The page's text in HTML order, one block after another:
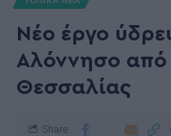
Νέο έργο
Αλόννησο από
Θεσσαλίας
Share